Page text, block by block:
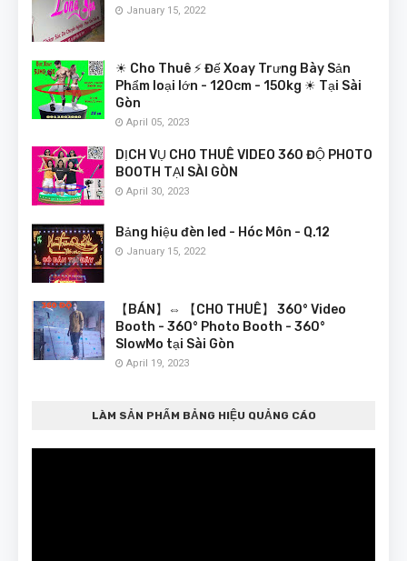
January 15, 2022
☀ Cho Thuê ⚡ Đế Xoay Trưng Bày Sản
Phẩm loại lớn - 120cm - 150kg ☀ Tại Sài
Gòn
April 05, 2023
DỊCH VỤ CHO THUÊ VIDEO 360 ĐỘ PHOTO
BOOTH TẠI SÀI GÒN
April 30, 2023
Bảng hiệu đèn led - Hóc Môn - Q.12
January 15, 2022
【BÁN】⇔ 【CHO THUÊ】 360° Video
Booth - 360° Photo Booth - 360°
SlowMo tại Sài Gòn
April 19, 2023
LÀM SẢN PHẨM BẢNG HIỆU QUẢNG CÁO